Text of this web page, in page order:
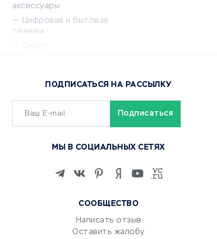
аксессуары
Цифровая и бытовая
техника
Сервисы доставки
ОБУЧЕНИЕ И РАБОТА
Изучение иностранных
Маркетинг и продажи
Репетиторство
Красота и здоровье
СООБЩЕСТВО
Написать отзыв
Оставить жалобу
ПОДПИСАТЬСЯ НА РАССЫЛКУ
МЫ В СОЦИАЛЬНЫХ СЕТЯХ